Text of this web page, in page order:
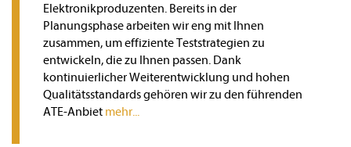
Elektronikproduzenten. Bereits in der
Planungsphase arbeiten wir eng mit Ihnen
zusammen, um effiziente Teststrategien zu
entwickeln, die zu Ihnen passen. Dank
kontinuierlicher Weiterentwicklung und hohen
Qualitätsstandards gehören wir zu den führenden
ATE-Anbiet mehr...